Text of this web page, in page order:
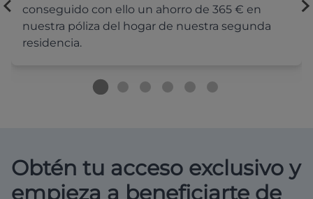
conseguido con ello un ahorro de 365 € en
nuestra póliza del hogar de nuestra segunda
residencia.
Obtén tu acceso exclusivo y
empieza a beneficiarte de